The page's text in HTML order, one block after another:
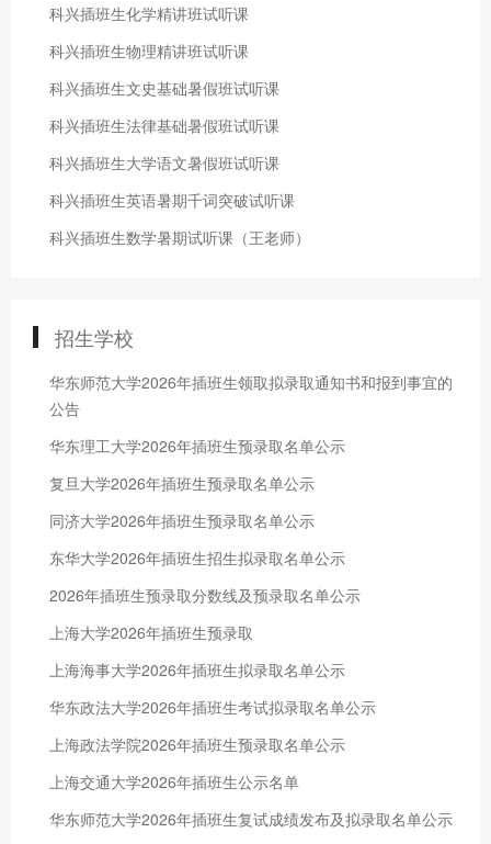
科兴插班生化学精讲班试听课
科兴插班生物理精讲班试听课
科兴插班生文史基础暑假班试听课
科兴插班生法律基础暑假班试听课
科兴插班生大学语文暑假班试听课
科兴插班生英语暑期千词突破试听课
科兴插班生数学暑期试听课（王老师）
招生学校
华东师范大学2026年插班生领取拟录取通知书和报到事宜的
公告
华东理工大学2026年插班生预录取名单公示
复旦大学2026年插班生预录取名单公示
同济大学2026年插班生预录取名单公示
东华大学2026年插班生招生拟录取名单公示
2026年插班生预录取分数线及预录取名单公示
上海大学2026年插班生预录取
上海海事大学2026年插班生拟录取名单公示
华东政法大学2026年插班生考试拟录取名单公示
上海政法学院2026年插班生预录取名单公示
上海交通大学2026年插班生公示名单
华东师范大学2026年插班生复试成绩发布及拟录取名单公示